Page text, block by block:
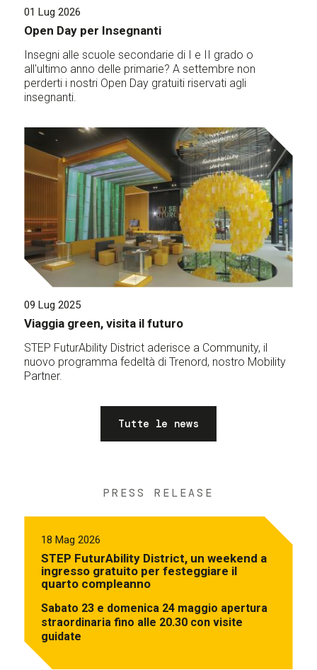
01 Lug 2026
Open Day per Insegnanti
Insegni alle scuole secondarie di I e II grado o
all'ultimo anno delle primarie? A settembre non
perderti i nostri Open Day gratuiti riservati agli
insegnanti.
09 Lug 2025
Viaggia green, visita il futuro
STEP FuturAbility District aderisce a Community, il
nuovo programma fedeltà di Trenord, nostro Mobility
Partner.
Tutte le news
PRESS RELEASE
18 Mag 2026
STEP FuturAbility District, un weekend a
ingresso gratuito per festeggiare il
quarto compleanno
Sabato 23 e domenica 24 maggio apertura
straordinaria fino alle 20.30 con visite
guidate